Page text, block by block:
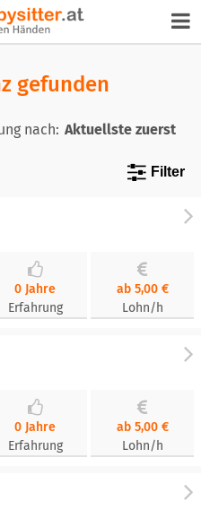
gefunden
nach:
Filter
0 Jahre
Erfahrung
ab 5,00 €
Lohn/h
0 Jahre
Erfahrung
ab 5,00 €
Lohn/h